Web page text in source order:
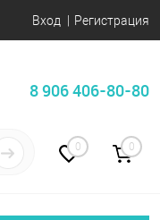
Вход Регистрация
8 906 406-80-80
0 0